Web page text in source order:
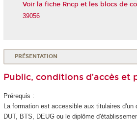
Voir la fiche Rncp et les blocs de
39056
PRÉSENTATION
Public, conditions d’accès et
Prérequis :
La formation est accessible aux titulaires d'un
DUT, BTS, DEUG ou le diplôme